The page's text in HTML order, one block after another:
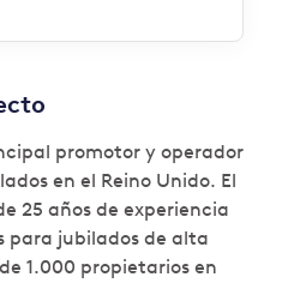
promotor y operador
en el Reino Unido. El
25 años de experiencia
para jubilados de alta
1.000 propietarios en